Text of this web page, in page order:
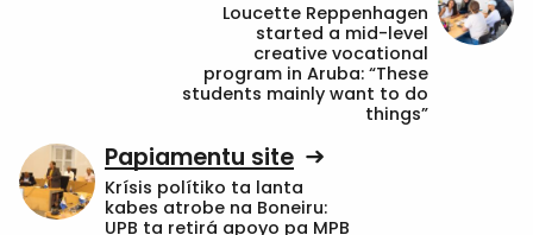
Loucette Reppenhagen
started a mid-level
creative vocational
program in Aruba: “These
students mainly want to do
things”
Papiamentu site
Krísis polítiko ta lanta
kabes atrobe na Boneiru:
UPB ta retirá apoyo pa MPB